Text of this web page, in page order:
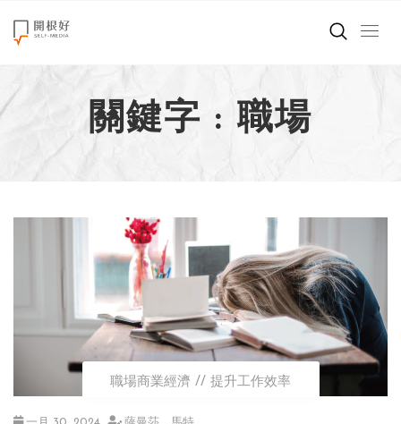
來點正能量
世界在想什麼
創造美好生活
職場商業經濟
影片專區
關於我們
關鍵字 : 職場
職場商業經濟 提升工作效率